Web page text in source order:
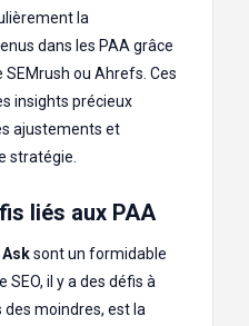
la
dans les PAA grâce
ou Ahrefs. Ces
insights précieux
ajustements et
stratégie.
liés aux PAA
sont un formidable
il y a des défis à
des moindres, est la